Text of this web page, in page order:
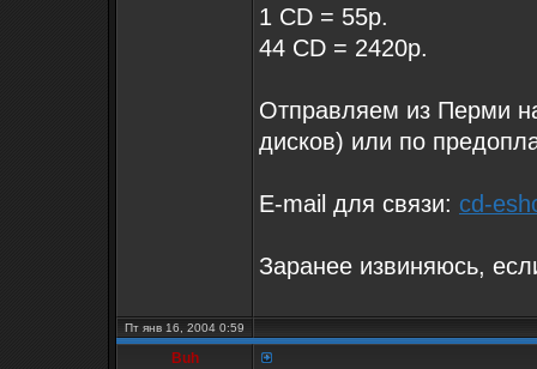
1 CD = 55р.
44 CD = 2420р.
Отправляем из Перми
дисков) или по
E-mail для связи: cd-
Заранее извиняюсь,
Пт янв 16, 2004 0:59
Buh